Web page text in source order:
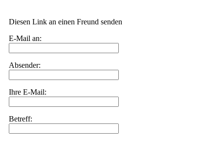
Diesen Link an einen Freund senden
E-Mail an:
Absender:
Ihre E-Mail:
Betreff: